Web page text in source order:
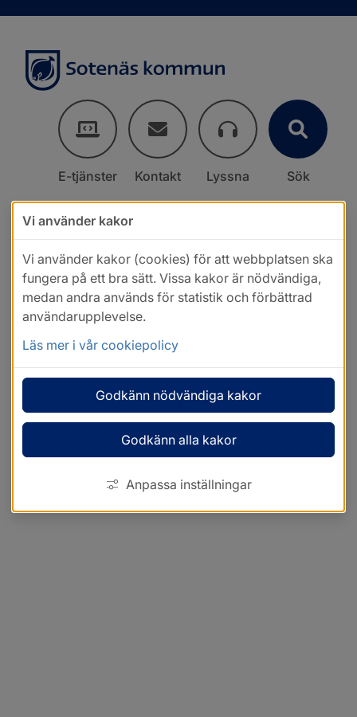
E-tjänster Kontakt Lyssna Sök
Vi använder kakor
Vi använder kakor (cookies) för att webbplatsen ska
fungera på ett bra sätt. Vissa kakor är nödvändiga,
medan andra används för statistik och förbättrad
användarupplevelse.
Läs mer i vår cookiepolicy
Godkänn nödvändiga kakor
Godkänn alla kakor
Anpassa inställningar